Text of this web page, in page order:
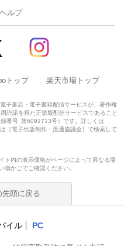
ルプ
トップ 楽天市場トップ
子書店・電子書籍配信サービスが、著作権
許諾を得た正規版配信サービスであること
番号 第6091713号）です。詳しくは
［電子出版制作・流通協議会］で検索して
ト内の表示価格がページによって異なる場
物かごでご確認ください。
先頭に戻る
イル PC